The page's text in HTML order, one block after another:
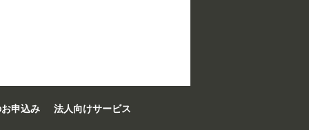
申込み
法人向けサービス